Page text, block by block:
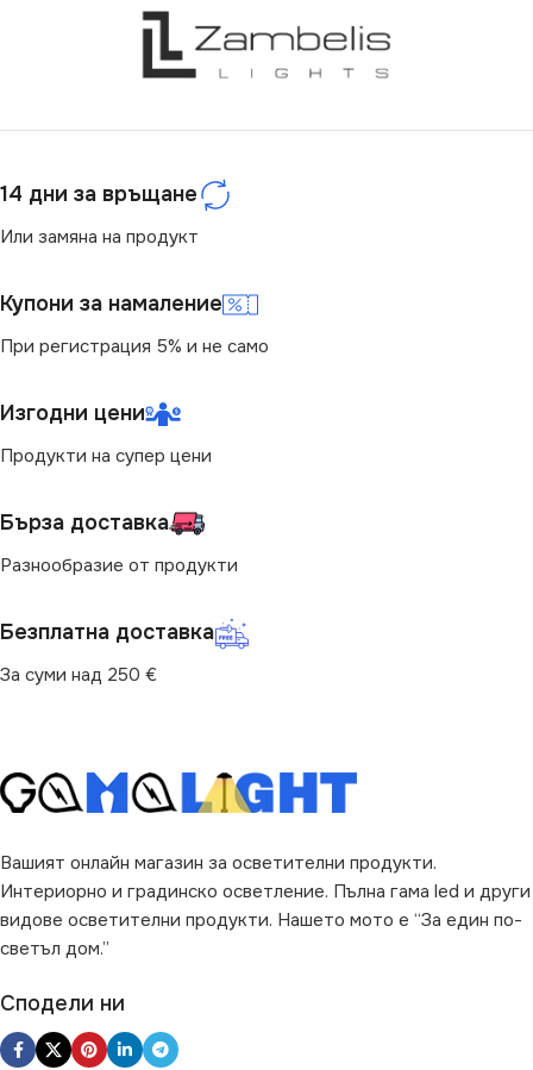
(K)
4000
ЦОКЪЛ E14
4
СВЕТЛИНЕН ПОТОК
R39
ВИД НА КРУШКАТА
Рефлекторна
НАПРЕЖЕНИЕ (V)
A60
14 дни за връщане
Или замяна на продукт
Купони за намаление
При регистрация 5% и не само
Изгодни цени
Продукти на супер цени
Бърза доставка
Разнообразие от продукти
Безплатна доставка
За суми над 250 €
Вашият онлайн магазин за осветителни продукти.
Интериорно и градинско осветление. Пълна гама led и други
видове осветителни продукти. Нашето мото е “За един по-
светъл дом.”
Сподели ни